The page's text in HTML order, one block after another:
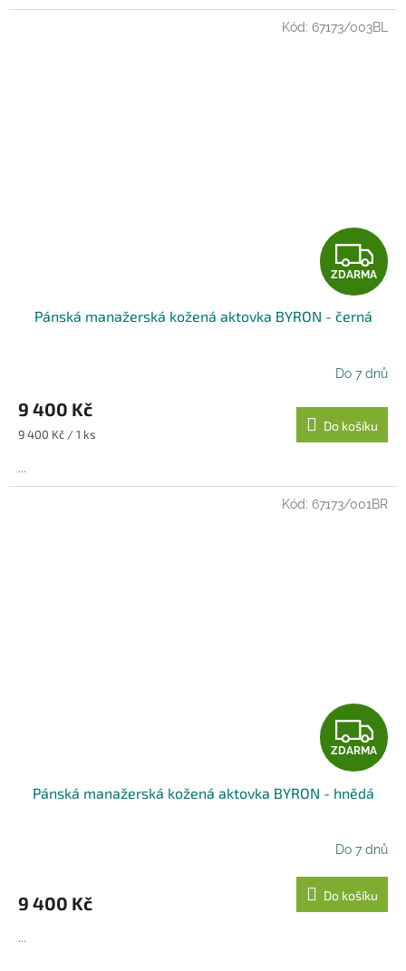
Z
D
R
M
A
ZDARMA
Pánská manažerská kožená aktovka BYRON - černá
Do 7 dnů
9 400 Kč
Měrná
9 400 Kč / 1 ks
Do košíku
...
Kód: 67173/003BL
Z
D
A
R
M
A
ZDARMA
Pánská manažerská kožená aktovka BYRON - hnědá
Do 7 dnů
9 400 Kč Do košíku
...
Kód: 67173/001BR